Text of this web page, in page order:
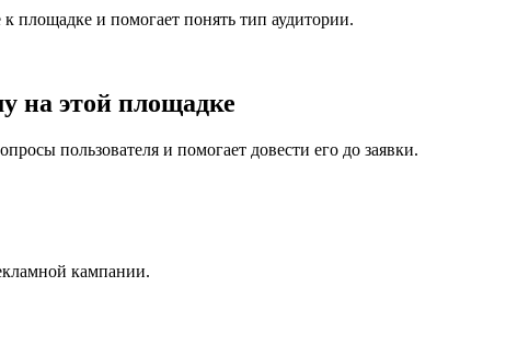
площадке и помогает понять тип аудитории.
на этой площадке
пользователя и помогает довести его до заявки.
кампании.